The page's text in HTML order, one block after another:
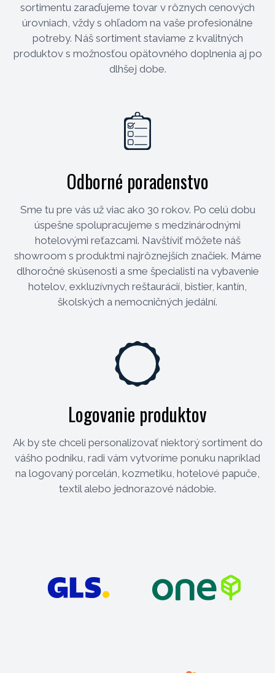
sortimentu zaraďujeme tovar v rôznych cenových
úrovniach, vždy s ohľadom na vaše profesionálne
potreby. Náš sortiment staviame z kvalitných
produktov s možnosťou opätovného doplnenia aj po
dlhšej dobe.
Odborné poradenstvo
Sme tu pre vás už viac ako 30 rokov. Po celú dobu
úspešne spolupracujeme s medzinárodnými
hotelovými reťazcami. Navštíviť môžete náš
showroom s produktmi najrôznejších značiek. Máme
dlhoročné skúsenosti a sme špecialisti na vybavenie
hotelov, exkluzívnych reštaurácií, bistier, kantín,
školských a nemocničných jedální.
Logovanie produktov
Ak by ste chceli personalizovať niektorý sortiment do
vášho podniku, radi vám vytvoríme ponuku napríklad
na logovaný porcelán, kozmetiku, hotelové papuče,
textil alebo jednorazové nádobie.